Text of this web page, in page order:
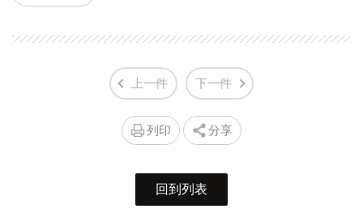
上一件 下一件
列印 分享
回到列表